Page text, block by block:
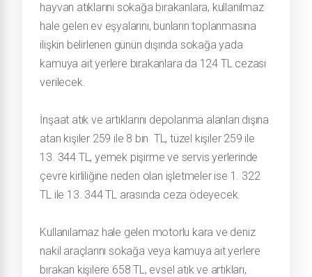
hayvan atıklarını sokağa bırakanlara, kullanılmaz
hale gelen ev eşyalarını, bunların toplanmasına
ilişkin belirlenen günün dışında sokağa yada
kamuya ait yerlere bırakanlara da 124 TL cezası
verilecek.
İnşaat atık ve artıklarını depolanma alanları dışına
atan kişiler 259 ile 8 bin TL, tüzel kişiler 259 ile
13. 344 TL, yemek pişirme ve servis yerlerinde
çevre kirliliğine neden olan işletmeler ise 1. 322
TL ile 13. 344 TL arasında ceza ödeyecek.
Kullanılamaz hale gelen motorlu kara ve deniz
nakil araçlarını sokağa veya kamuya ait yerlere
bırakan kişilere 658 TL, evsel atık ve artıkları,